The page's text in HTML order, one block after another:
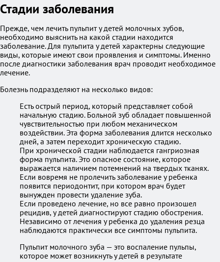
Стадии заболевания
Прежде, чем лечить пульпит у детей молочных зубов,
необходимо выяснить на какой стадии находится
заболевание. Для пульпита у детей характерны следующие
виды, которые имеют свои проявления и симптомы. Именно
после диагностики заболевания врач проводит необходимое
лечение.
Болезнь подразделяют на несколько видов:
Есть острый период, который представляет собой
начальную стадию. Больной зуб обладает повышенной
чувствительностью при любом механическом
воздействии. Эта форма заболевания длится несколько
дней, а затем переходит хроническую стадию.
При хронической стадии наблюдается гангриозная
форма пульпита. Это опасное состояние, которое
выражается наличием потемнений на твердых тканях.
Если вовремя не пролечить заболевание у ребенка
появится периодонтит, при котором врач будет
вынужден провести удаление зуба.
Если проведено лечение, но все равно произошел
рецидив, у детей диагностируют стадию обострения.
Независимо от лечения у ребенка до удаления резца
наблюдаются практически все симптомы пульпита.
Пульпит молочного зуба — это воспаление пульпы,
которое может возникнуть у детей в результате